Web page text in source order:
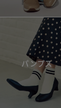
パンプス